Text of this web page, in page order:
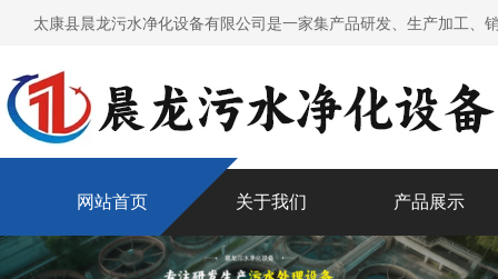
太康县晨龙污水净化设备有限公司是一家集产品研发、生产加工
网站首页 关于我们 产品展示